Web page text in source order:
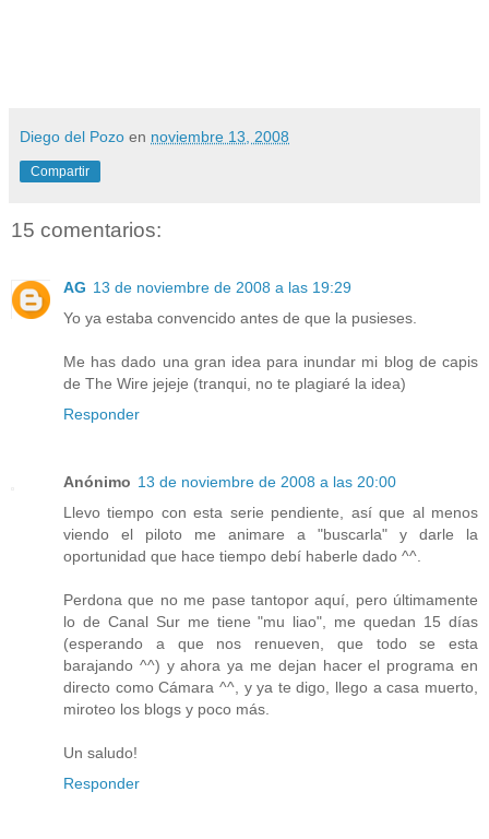
Diego del Pozo en noviembre 13, 2008
Compartir
15 comentarios:
AG 13 de noviembre de 2008 a las 19:29
Yo ya estaba convencido antes de que la pusieses.
Me has dado una gran idea para inundar mi blog de capis
de The Wire jejeje (tranqui, no te plagiaré la idea)
Responder
Anónimo 13 de noviembre de 2008 a las 20:00
Llevo tiempo con esta serie pendiente, así que al menos
viendo el piloto me animare a "buscarla" y darle la
oportunidad que hace tiempo debí haberle dado ^^.
Perdona que no me pase tantopor aquí, pero últimamente
lo de Canal Sur me tiene "mu liao", me quedan 15 días
(esperando a que nos renueven, que todo se esta
barajando ^^) y ahora ya me dejan hacer el programa en
directo como Cámara ^^, y ya te digo, llego a casa muerto,
miroteo los blogs y poco más.
Un saludo!
Responder